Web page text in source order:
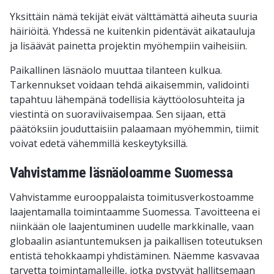
Yksittäin nämä tekijät eivät välttämättä aiheuta suuria
häiriöitä. Yhdessä ne kuitenkin pidentävät aikatauluja
ja lisäävät painetta projektin myöhempiin vaiheisiin.
Paikallinen läsnäolo muuttaa tilanteen kulkua.
Tarkennukset voidaan tehdä aikaisemmin, validointi
tapahtuu lähempänä todellisia käyttöolosuhteita ja
viestintä on suoraviivaisempaa. Sen sijaan, että
päätöksiin jouduttaisiin palaamaan myöhemmin, tiimit
voivat edetä vähemmillä keskeytyksillä.
Vahvistamme läsnäoloamme Suomessa
Vahvistamme eurooppalaista toimitusverkostoamme
laajentamalla toimintaamme Suomessa. Tavoitteena ei
niinkään ole laajentuminen uudelle markkinalle, vaan
globaalin asiantuntemuksen ja paikallisen toteutuksen
entistä tehokkaampi yhdistäminen. Näemme kasvavaa
tarvetta toimintamalleille, jotka pystyvät hallitsemaan